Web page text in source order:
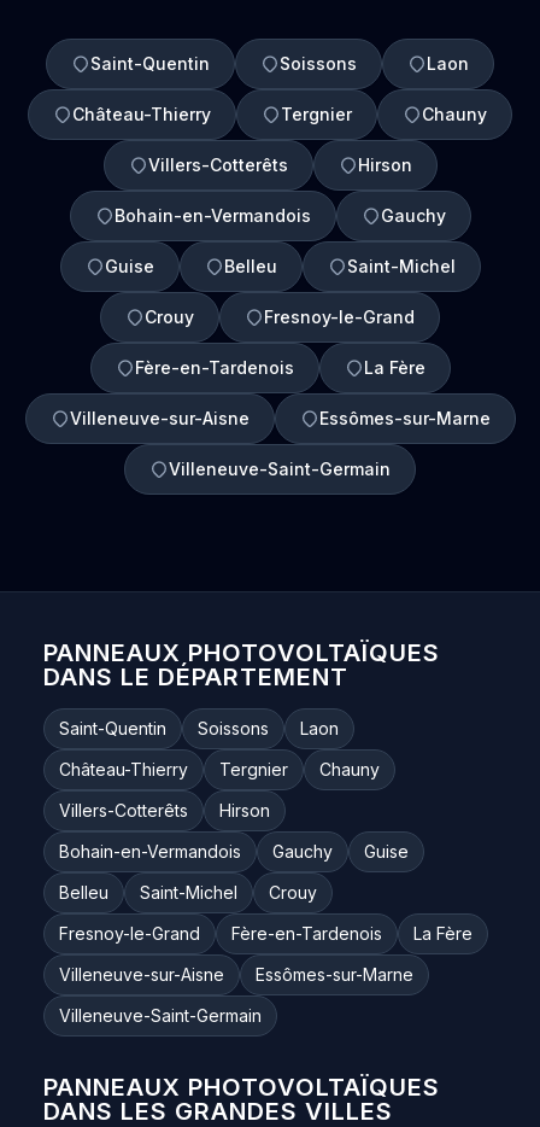
Saint-Quentin Soissons Laon
Château-Thierry Tergnier Chauny
Villers-Cotterêts Hirson
Bohain-en-Vermandois Gauchy
Guise Belleu Saint-Michel
Crouy Fresnoy-le-Grand
Fère-en-Tardenois La Fère
Villeneuve-sur-Aisne Essômes-sur-Marne
Villeneuve-Saint-Germain
PANNEAUX PHOTOVOLTAÏQUES
DANS LE DÉPARTEMENT
Saint-Quentin Soissons
Laon
Château-Thierry
Tergnier
Chauny
Villers-Cotterêts
Hirson
Bohain-en-Vermandois
Gauchy
Guise
Belleu
Saint-Michel
Crouy
Fresnoy-le-Grand
Fère-en-Tardenois
La Fère
Villeneuve-sur-Aisne
Essômes-sur-Marne
Villeneuve-Saint-Germain
PANNEAUX PHOTOVOLTAÏQUES
DANS LES GRANDES VILLES